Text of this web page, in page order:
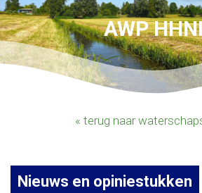
AWP
« terug naar
Nieuws en opiniestukken